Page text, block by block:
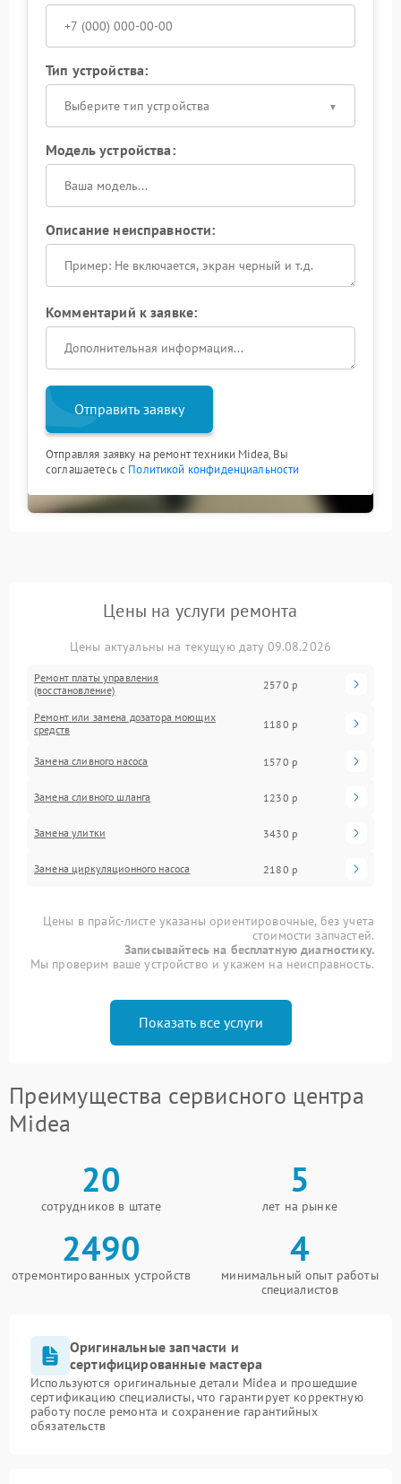
Тип устройства:
Выберите тип устройства
Модель устройства:
Описание неисправности:
Комментарий к заявке:
Отправить заявку
Отправляя заявку на ремонт техники Midea, Вы
соглашаетесь с Политикой конфиденциальности
Цены на услуги ремонта
Цены актуальны на текущую дату 09.08.2026
Ремонт платы управления
(восстановление)
2570 р
Ремонт или замена дозатора моющих
средств
1180 р
Замена сливного насоса 1570 р
Замена сливного шланга 1230 р
Замена улитки 3430 р
Замена циркуляционного насоса 2180 р
Цены в прайс-листе указаны ориентировочные, без учета
стоимости запчастей.
Записывайтесь на бесплатную диагностику.
Мы проверим ваше устройство и укажем на неисправность.
Показать все услуги
Преимущества сервисного центра
Midea
20
сотрудников в штате
5
лет на рынке
2490
отремонтированных устройств
4
минимальный опыт работы
специалистов
Оригинальные запчасти и
сертифицированные мастера
Используются оригинальные детали Midea и прошедшие
сертификацию специалисты, что гарантирует корректную
работу после ремонта и сохранение гарантийных
обязательств